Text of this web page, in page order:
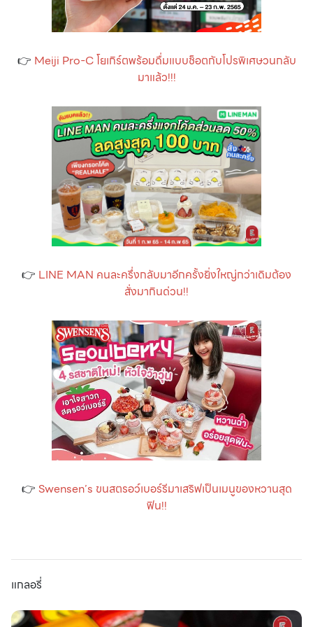
👉 Meiji Pro-C โยเกิร์ตพร้อมดื่มแบบช็อตกับโปรพิเศษวนกลับ
มาแล้ว!!!
👉 LINE MAN คนละครึ่งกลับมาอีกครั้งยิ่งใหญ่กว่าเดิมต้อง
สั่งมากินด่วน!!
👉 Swensen’s ขนสตรอว์เบอร์รีมาเสริฟเป็นเมนูของหวานสุด
ฟิน!!
แกลอรี่